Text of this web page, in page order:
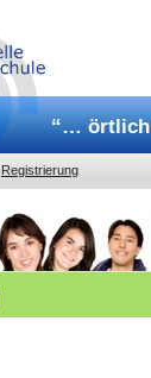
“… örtlich
Registrierung